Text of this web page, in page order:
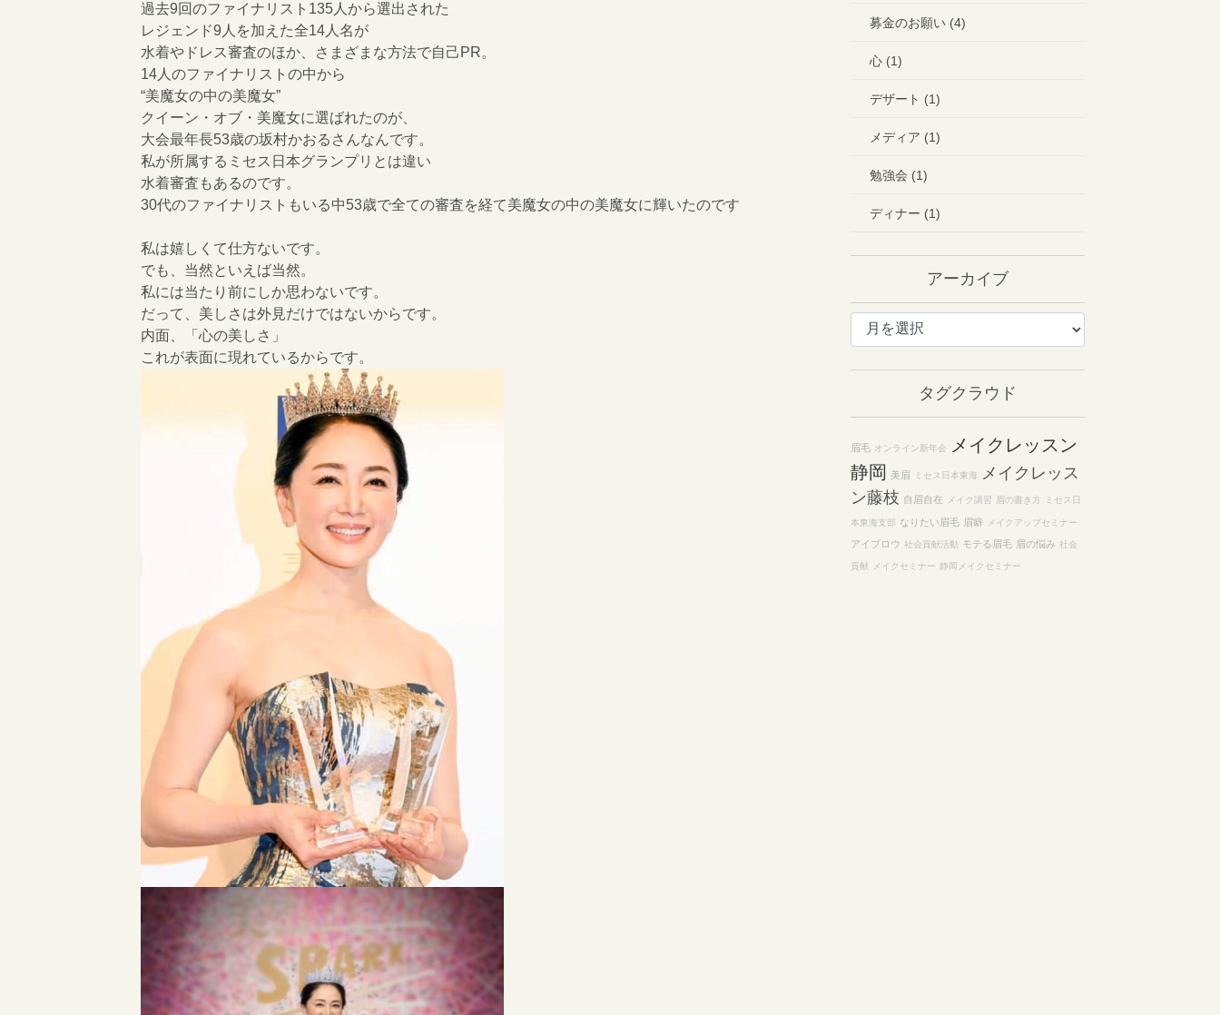
過去9回のファイナリスト135人から選出された
レジェンド9人を加えた全14人名が
水着やドレス審査のほか、さまざまな方法で自己PR。
14人のファイナリストの中から
“美魔女の中の美魔女”
クイーン・オブ・美魔女に選ばれたのが、
大会最年長53歳の坂村かおるさんなんです。
私が所属するミセス日本グランプリとは違い
水着審査もあるのです。
30代のファイナリストもいる中53歳で全ての審査を経て美魔女の中の美魔女に輝いたのです
私は嬉しくて仕方ないです。
でも、当然といえば当然。
私には当たり前にしか思わないです。
だって、美しさは外見だけではないからです。
内面、「心の美しさ」
これが表面に現れているからです。
募金のお願い (4)
心 (1)
デザート (1)
メディア (1)
勉強会 (1)
ディナー (1)
アーカイブ
ア
タグクラウド
眉毛 オンライン新年会
メイクレッスン
静岡 美眉 ミセス日本東海
メイクレッス
ン藤枝 自眉自在 メイク講習 眉の書き方 ミセス日
本東海支部 なりたい眉毛 眉癖 メイクアップセミナー
アイブロウ 社会貢献活動 モテる眉毛 眉の悩み 社会
貢献 メイクセミナー 静岡メイクセミナー